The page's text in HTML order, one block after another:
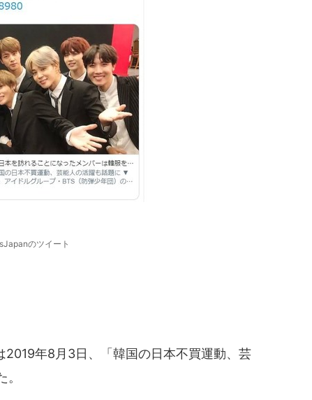
のツイート
年8月3日、「韓国の日本不買運動、芸